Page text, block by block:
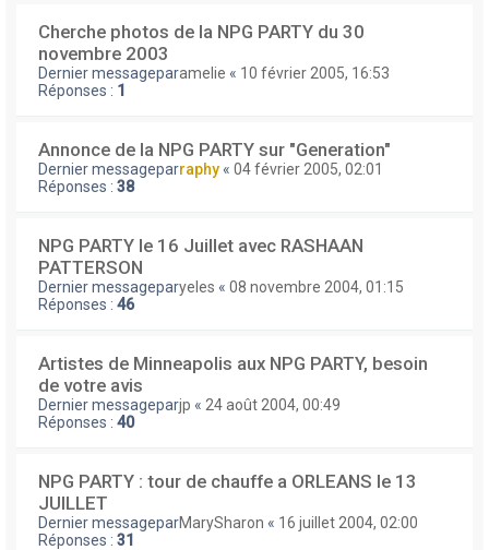
Cherche photos de la NPG PARTY du 30
novembre 2003
Dernier messageparamelie « 10 février 2005, 16:53
Réponses : 1
Annonce de la NPG PARTY sur "Generation"
Dernier messageparraphy « 04 février 2005, 02:01
Réponses : 38
NPG PARTY le 16 Juillet avec RASHAAN
PATTERSON
Dernier messageparyeles « 08 novembre 2004, 01:15
Réponses : 46
Artistes de Minneapolis aux NPG PARTY, besoin
de votre avis
Dernier messageparjp « 24 août 2004, 00:49
Réponses : 40
NPG PARTY : tour de chauffe a ORLEANS le 13
JUILLET
Dernier messageparMarySharon « 16 juillet 2004, 02:00
Réponses : 31